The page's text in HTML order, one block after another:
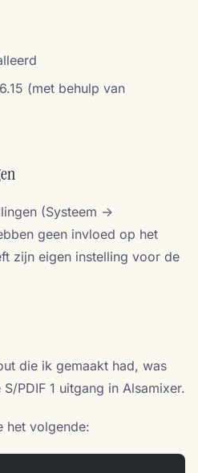
(met behulp van
(Systeem ->
geen invloed op het
zijn eigen instelling voor de
die ik gemaakt had, was
PDIF 1 uitgang in Alsamixer.
het volgende: